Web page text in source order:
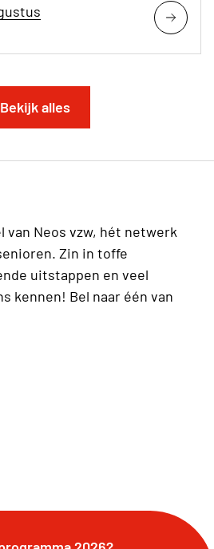
Bekijk alles
van Neos vzw, hét netwerk
Zin in toffe
uitstappen en veel
kennen! Bel naar één van